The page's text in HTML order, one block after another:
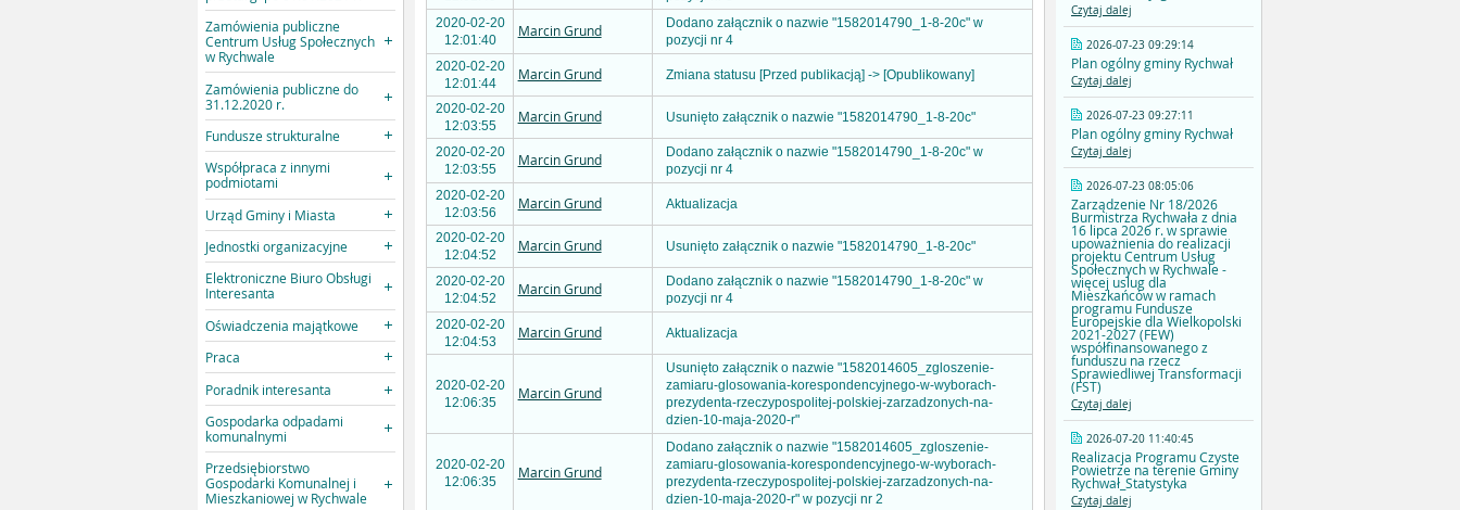
Zamówienia publiczne
Centrum Usług Społecznych
w Rychwale
Zamówienia publiczne do
31.12.2020 r.
Fundusze strukturalne
Współpraca z innymi
podmiotami
Urząd Gminy i Miasta
Jednostki organizacyjne
Elektroniczne Biuro Obsługi
Interesanta
Oświadczenia majątkowe
Praca
Poradnik interesanta
Gospodarka odpadami
komunalnymi
Przedsiębiorstwo
Gospodarki Komunalnej i
Mieszkaniowej w Rychwale
Czytaj dalej
2026-07-23 09:29:14
Plan ogólny gminy Rychwał
Czytaj dalej
2026-07-23 09:27:11
Plan ogólny gminy Rychwał
Czytaj dalej
2026-07-23 08:05:06
Zarządzenie Nr 18/2026
Burmistrza Rychwała z dnia
16 lipca 2026 r. w sprawie
upoważnienia do realizacji
projektu Centrum Usług
Społecznych w Rychwale -
więcej uslug dla
Mieszkańców w ramach
programu Fundusze
Europejskie dla Wielkopolski
2021-2027 (FEW)
współfinansowanego z
funduszu na rzecz
Sprawiedliwej Transformacji
(FST)
Czytaj dalej
2026-07-20 11:40:45
Realizacja Programu Czyste
Powietrze na terenie Gminy
Rychwał_Statystyka
Czytaj dalej
2020-02-20
12:01:40
Marcin Grund
Dodano załącznik o nazwie "1582014790_1-8-20c" w
pozycji nr 4
2020-02-20
12:01:44
Marcin Grund Zmiana statusu [Przed publikacją] -> [Opublikowany]
2020-02-20
12:03:55
Marcin Grund Usunięto załącznik o nazwie "1582014790_1-8-20c"
2020-02-20
12:03:55
Marcin Grund
Dodano załącznik o nazwie "1582014790_1-8-20c" w
pozycji nr 4
2020-02-20
12:03:56
Marcin Grund Aktualizacja
2020-02-20
12:04:52
Marcin Grund Usunięto załącznik o nazwie "1582014790_1-8-20c"
2020-02-20
12:04:52
Marcin Grund
Dodano załącznik o nazwie "1582014790_1-8-20c" w
pozycji nr 4
2020-02-20
12:04:53
Marcin Grund Aktualizacja
2020-02-20
12:06:35
Marcin Grund
Usunięto załącznik o nazwie "1582014605_zgloszenie-
zamiaru-glosowania-korespondencyjnego-w-wyborach-
prezydenta-rzeczypospolitej-polskiej-zarzadzonych-na-
dzien-10-maja-2020-r"
2020-02-20
12:06:35
Marcin Grund
Dodano załącznik o nazwie "1582014605_zgloszenie-
zamiaru-glosowania-korespondencyjnego-w-wyborach-
prezydenta-rzeczypospolitej-polskiej-zarzadzonych-na-
dzien-10-maja-2020-r" w pozycji nr 2